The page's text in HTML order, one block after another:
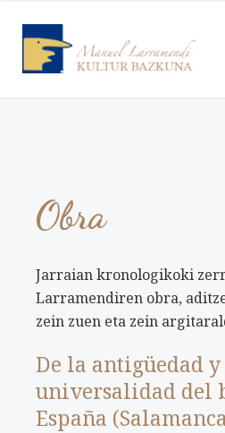
Obra
Jarraian kronologikoki
Larramendiren obra,
zein zuen eta zein
De la antigüedad y
universalidad del
España